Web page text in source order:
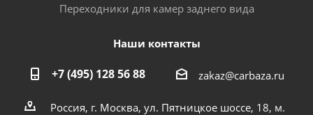
Переходники для камер заднего вида
Наши контакты
+7 (495) 128 56 88 zakaz@carbaza.ru
Россия, г. Москва, ул. Пятницкое шоссе, 18, м.